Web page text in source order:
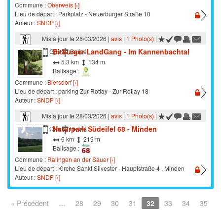
Commune :Oberweis [›]
Lieu de départ : Parkplatz - Neuerburger Straße 10
Auteur :SNDP [›]
Mis à jour le 28/03/2026 | avis| 1 Photo(s) |
Marche
Gps Balisé
Bitburger LandGang - Im Kannenbachtal
5.3 km
134 m
Balisage :
Commune : Biersdorf [›]
Lieu de départ : parking Zur Rotlay - Zur Rotlay 18
Auteur :SNDP [›]
Mis à jour le 28/03/2026 | avis| 1 Photo(s) |
Marche
Gps Balisé
Naturpark Südeifel 68 - Minden
6 km
219 m
Balisage :
Commune : Ralingen an der Sauer [›]
Lieu de départ : Kirche Sankt Silvester - Hauptstraße 4 , Minden
Auteur :SNDP [›]
« Précédent … 28 29 30 31 32 33 34
35